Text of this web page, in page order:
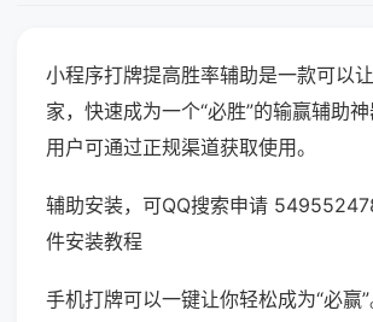
小程序打牌提高胜率辅助是一款可以
家，快速成为一个“必胜”的输赢辅助
用户可通过正规渠道获取使用。
辅助安装，可QQ搜索申请
件安装教程
手机打牌可以一键让你轻松成为“必赢